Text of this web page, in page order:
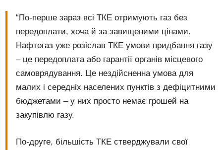
“По-перше зараз всі ТКЕ отримують газ без
передоплати, хоча й за завищеними цінами.
Нафтогаз уже розіслав ТКЕ умови придбання газу
– це передоплата або гарантії органів місцевого
самоврядування. Це нездійсненна умова для
малих і середніх населених пунктів з дефіцитними
бюджетами – у них просто немає грошей на
закупівлю газу.
По-друге, більшість ТКЕ стверджували свої